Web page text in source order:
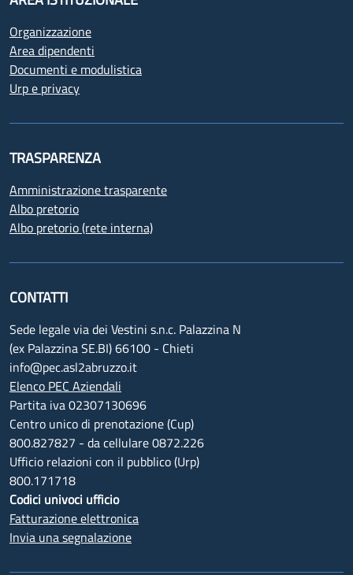
Organizzazione
Area dipendenti
Documenti e modulistica
Urp e privacy
TRASPARENZA
Amministrazione trasparente
Albo pretorio
Albo pretorio (rete interna)
CONTATTI
Sede legale via dei Vestini s.n.c. Palazzina N
(ex Palazzina SE.BI) 66100 - Chieti
info@pec.asl2abruzzo.it
Elenco PEC Aziendali
Partita iva 02307130696
Centro unico di prenotazione (Cup)
800.827827 - da cellulare 0872.226
Ufficio relazioni con il pubblico (Urp)
800.171718
Codici univoci ufficio
Fatturazione elettronica
Invia una segnalazione